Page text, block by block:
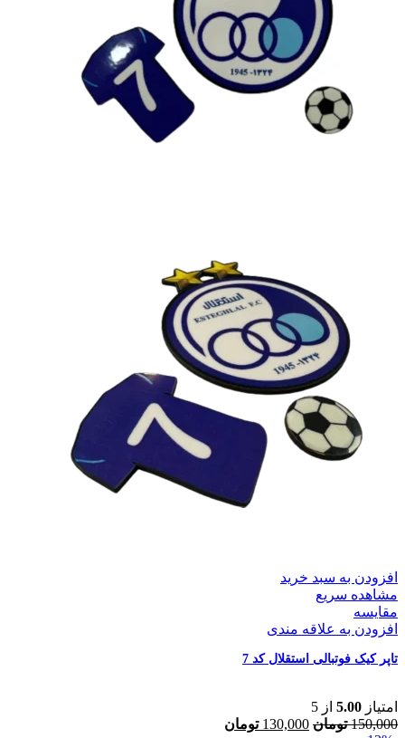
افزودن به سبد خرید
مشاهده سریع
مقایسه
افزودن به علاقه مندی
تاپر کیک فوتبالی استقلال کد 7
امتیاز 5.00 از 5
150,000 تومان 130,000 تومان